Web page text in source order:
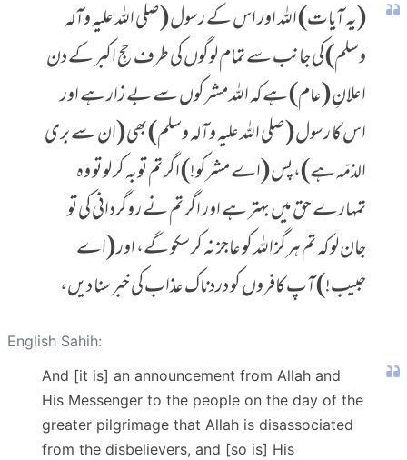
(یہ آیات) اللہ اور اس کے رسول (صلی اللہ علیہ وآلہ
وسلم) کی جانب سے تمام لوگوں کی طرف حجِ اکبر کے دن
اعلانِ (عام) ہے کہ اللہ مشرکوں سے بے زار ہے اور
اس کا رسول (صلی اللہ علیہ وآلہ وسلم) بھی (ان سے بری
الذمّہ ہے)، پس (اے مشرکو!) اگر تم توبہ کر لو تو وہ
تمہارے حق میں بہتر ہے اور اگر تم نے روگردانی کی تو
جان لو کہ تم ہرگز اللہ کو عاجز نہ کر سکو گے، اور (اے
حبیب!) آپ کافروں کو دردناک عذاب کی خبر سنا دیں،
English Sahih:
And [it is] an announcement from Allah and
His Messenger to the people on the day of the
greater pilgrimage that Allah is disassociated
from the disbelievers, and [so is] His